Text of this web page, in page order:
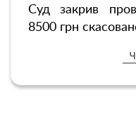
Суд закрив
8500 грн